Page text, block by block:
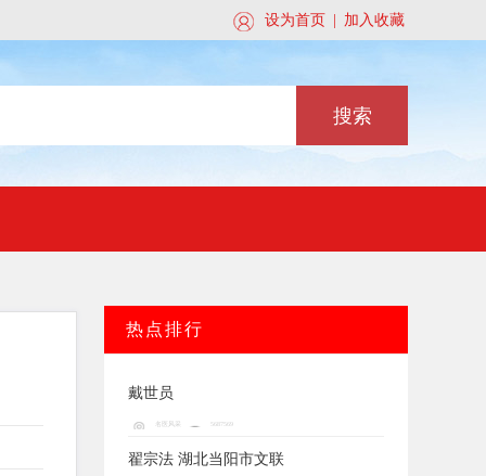
设为首页 加入收藏
关注此公众号
搜索
热点排行
戴世员
名医风采 5687569
翟宗法 湖北当阳市文联